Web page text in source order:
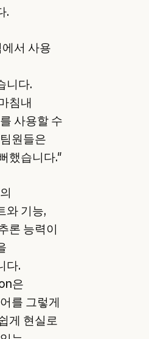
.
서 사용
니다.
침내
사용할 수
원들은
했습니다."
와 기능,
론 능력이
다.
은
를 그렇게
게 현실로